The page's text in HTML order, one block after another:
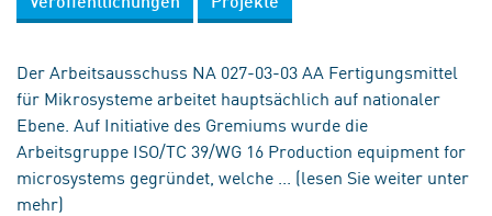
Der Arbeitsausschuss NA 027-03-03 AA Fertigungsmittel
für Mikrosysteme arbeitet hauptsächlich auf nationaler
Ebene. Auf Initiative des Gremiums wurde die
Arbeitsgruppe ISO/TC 39/WG 16 Production equipment for
microsystems gegründet, welche ... (lesen Sie weiter unter
mehr)